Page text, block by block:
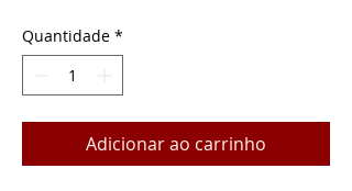
Quantidade *
Adicionar ao carrinho